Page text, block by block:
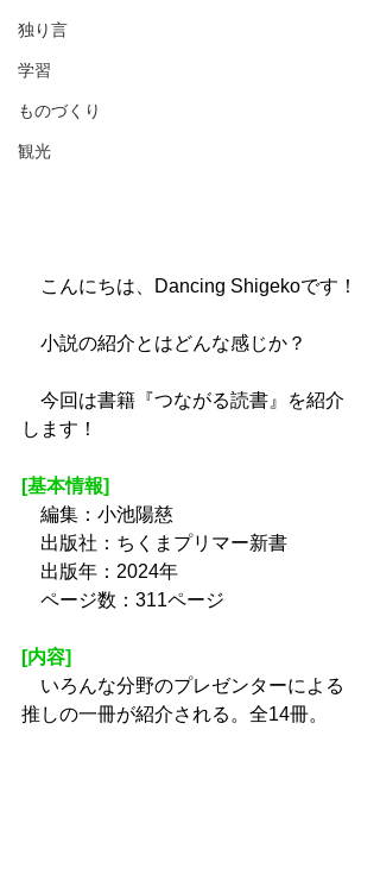
独り言
学習
ものづくり
観光
こんにちは、Dancing Shigekoです！
小説の紹介とはどんな感じか？
今回は書籍『つながる読書』を紹介
します！
[基本情報]
編集：小池陽慈
出版社：ちくまプリマー新書
出版年：2024年
ページ数：311ページ
[内容]
いろんな分野のプレゼンターによる
推しの一冊が紹介される。全14冊。